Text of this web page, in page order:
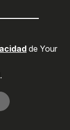
de Your